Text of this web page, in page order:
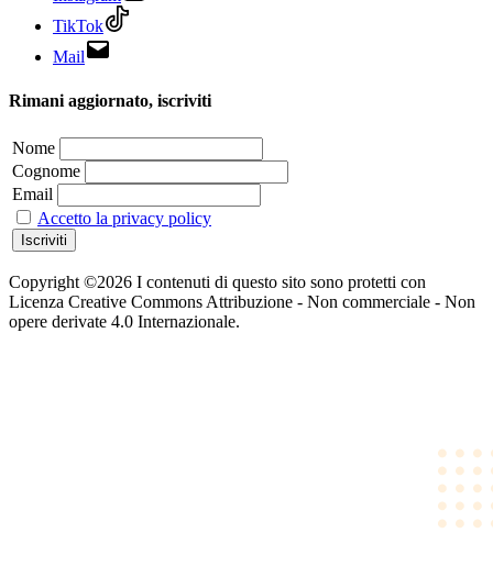
TikTok
Mail
Rimani aggiornato, iscriviti
Nome
Cognome
Email
Accetto la privacy policy
Copyright ©2026 I contenuti di questo sito sono protetti con
Licenza Creative Commons Attribuzione - Non commerciale - Non
opere derivate 4.0 Internazionale.